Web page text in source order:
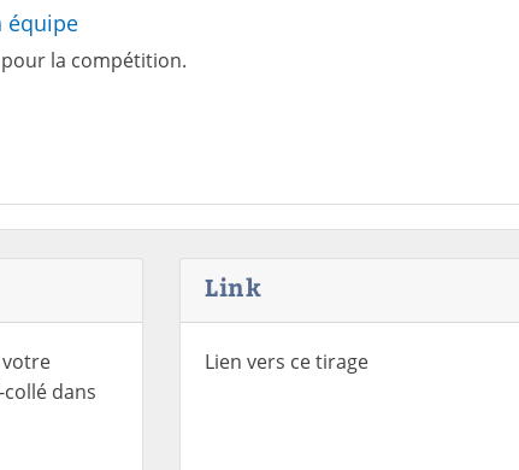
équipe
la compétition.
votre
dans
Link
Lien vers ce tirage